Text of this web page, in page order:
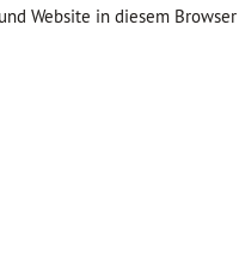
Website in diesem